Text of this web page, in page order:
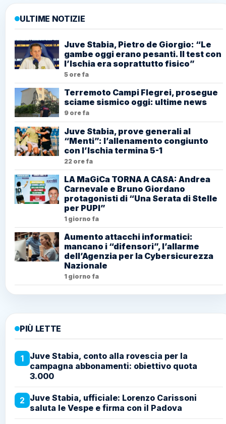
ULTIME NOTIZIE
Juve Stabia, Pietro de Giorgio: “Le
gambe oggi erano pesanti. Il test con
l’Ischia era soprattutto fisico”
5 ore fa
Terremoto Campi Flegrei, prosegue
sciame sismico oggi: ultime news
9 ore fa
Juve Stabia, prove generali al
“Menti”: l’allenamento congiunto
con l’Ischia termina 5-1
22 ore fa
LA MaGiCa TORNA A CASA: Andrea
Carnevale e Bruno Giordano
protagonisti di “Una Serata di Stelle
per PUPI”
1 giorno fa
Aumento attacchi informatici:
mancano i “difensori”, l’allarme
dell’Agenzia per la Cybersicurezza
Nazionale
1 giorno fa
PIÙ LETTE
1
Juve Stabia, conto alla rovescia per la
campagna abbonamenti: obiettivo quota
3.000
2 Juve Stabia, ufficiale: Lorenzo Carissoni
saluta le Vespe e firma con il Padova